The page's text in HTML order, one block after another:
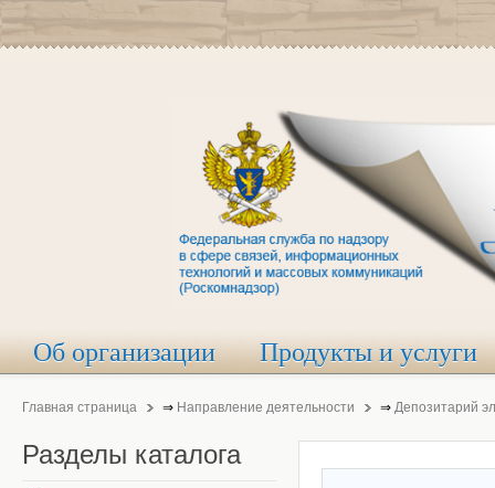
Об организации Продукты и услуги
Главная страница ⇒ Направление деятельности ⇒ Депозитарий
Разделы каталога